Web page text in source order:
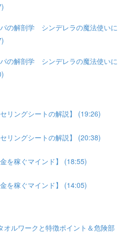
の解剖学 シンデレラの魔法使いに
の解剖学 シンデレラの魔法使いに
リングシートの解説】 (19:26)
リングシートの解説】 (20:38)
を稼ぐマインド】 (18:55)
を稼ぐマインド】 (14:05)
オルワークと特徴ポイント＆危険部